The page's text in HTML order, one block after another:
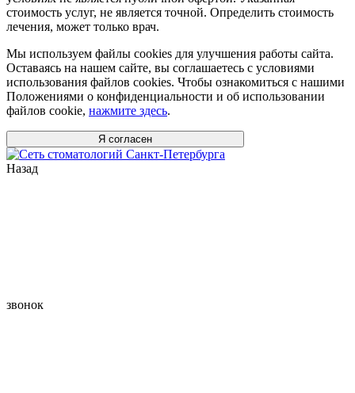
стоимость услуг, не является точной. Определить стоимость
лечения, может только врач.
Мы используем файлы cookies для улучшения работы сайта.
Оставаясь на нашем сайте, вы соглашаетесь с условиями
использования файлов cookies. Чтобы ознакомиться с нашими
Положениями о конфиденциальности и об использовании
файлов cookie, нажмите здесь.
Я согласен
Назад
звонок